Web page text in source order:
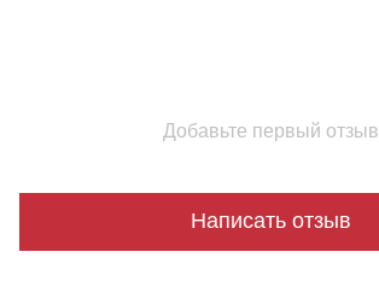
Добавьте первый отзыв
Написать отзыв